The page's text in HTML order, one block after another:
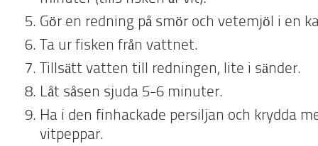
Gör en redning på smör och vetemjöl i en
Ta ur fisken från vattnet.
Tillsätt vatten till redningen, lite i sänder.
Låt såsen sjuda 5-6 minuter.
Ha i den finhackade persiljan och krydda
vitpeppar.